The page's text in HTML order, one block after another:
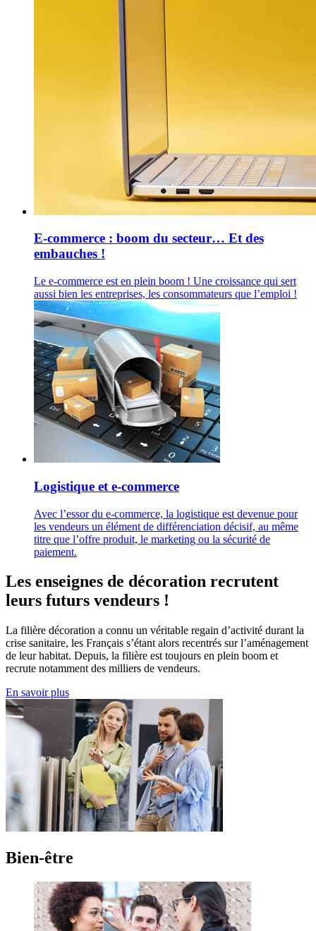
E-commerce : boom du secteur… Et des
embauches !
Le e-commerce est en plein boom ! Une croissance qui sert
aussi bien les entreprises, les consommateurs que l’emploi !
Logistique et e-commerce
Avec l’essor du e-commerce, la logistique est devenue pour
les vendeurs un élément de différenciation décisif, au même
titre que l’offre produit, le marketing ou la sécurité de
paiement.
Les enseignes de décoration recrutent
leurs futurs vendeurs !
La filière décoration a connu un véritable regain d’activité durant la
crise sanitaire, les Français s’étant alors recentrés sur l’aménagement
de leur habitat. Depuis, la filière est toujours en plein boom et
recrute notamment des milliers de vendeurs.
En savoir plus
Bien-être